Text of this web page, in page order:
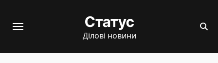
Статус
Ділові новини